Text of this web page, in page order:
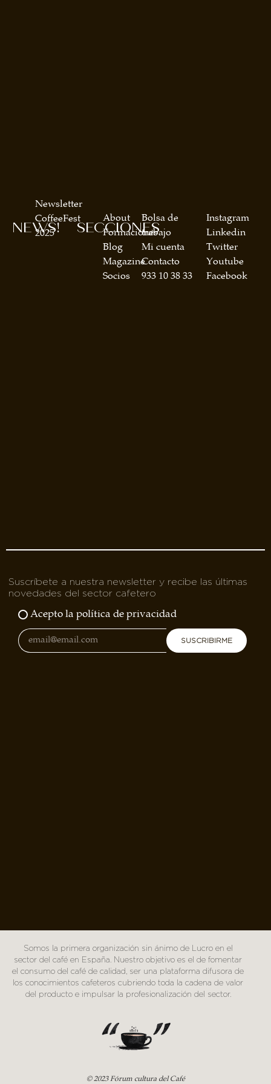
SECCIONES
About
Formaciones
Blog
Magazine
Socios
Bolsa de
trabajo
Mi cuenta
Contacto
933 10 38 33
NEWS!
Newsletter
CoffeeFest
2025
Instagram
Linkedin
Twitter
Youtube
Facebook
Suscríbete a nuestra newsletter y recibe las últimas
novedades del sector cafetero
Acepto la política de privacidad
SUSCRIBIRME
Somos la primera organización sin ánimo de Lucro en el
sector del café en España. Nuestro objetivo es el de fomentar
el consumo del café de calidad, ser una plataforma difusora de
los conocimientos cafeteros cubriendo toda la cadena de valor
del producto e impulsar la profesionalización del sector.
© 2023 Fórum cultura del Café